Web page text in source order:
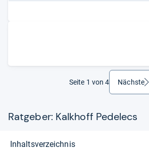
Seite 1 von 4 Nächsteweiter
Ratgeber: Kalkhoff Pedelecs
Inhaltsverzeichnis